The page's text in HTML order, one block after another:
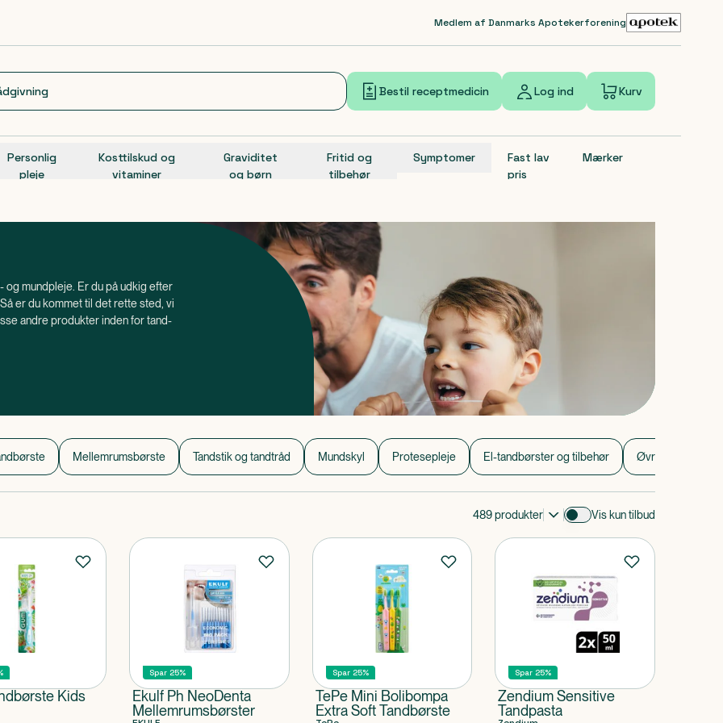
Medlem af Danmarks Apotekerforening
Bestil receptmedicin Log ind Kurv
Personlig
pleje
Kosttilskud og
vitaminer
Graviditet
og børn
Fritid og
tilbehør
Symptomer
Fast lav
pris
Mærker
og mundpleje. Er du på udkig efter
er du kommet til det rette sted, vi
andre produkter inden for tand-
Mellemrumsbørste Tandstik og tandtråd Mundskyl Protesepleje El-tandbørster og tilbehør Øvrige
489produkter Vis kun tilbud
Kids
Spar 25%
Ekulf Ph NeoDenta
Mellemrumsbørster
Spar 25%
TePe Mini Bolibompa
Extra Soft Tandbørste
Spar 25%
Zendium Sensitive
Tandpasta